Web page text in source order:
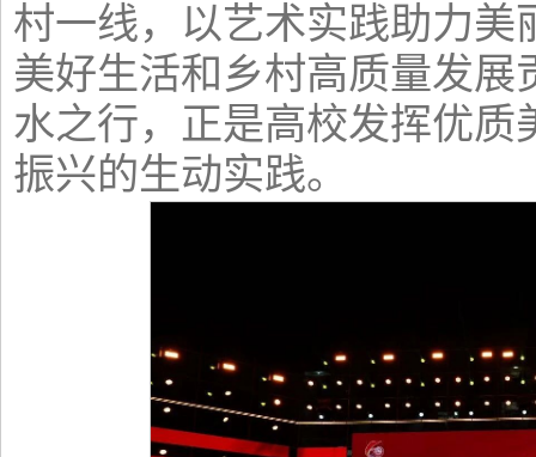
村一线，以艺术实践助力美
美好生活和乡村高质量发
水之行，正是高校发挥优质
振兴的生动实践。